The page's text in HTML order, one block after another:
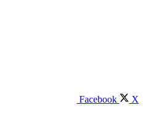
Facebook X